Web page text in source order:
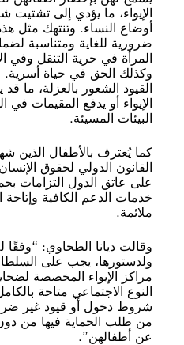
الإيواء، ما يؤدي إلى
أوضاع النساء. وتنتهك مثل
ضرورية للغاية ومتناسبة
المرأة في حرية التنقل وفي
وكذلك الحق في حياة
القيود الشعور بالعزلة، ما
الإيواء أو يدفع المقيمات في
البيئات المسيئة.
كما يُعترف بالأطفال الذين
القانون الدولي لحقوق
على عاتق الدول التزامات
خدمات الدعم الكافية وإتاحة
ملائمة.
وقالت ديانا الطحاوي: “وفقًا
ولدستورها، يجب على
مراكز الإيواء المخصصة
النوع الاجتماعي متاحة
شروط دخول أو قيود غير
من طلب الحماية فيها من
عن أطفالهن”.